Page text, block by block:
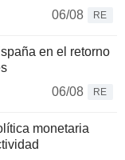
06/08
RE
en el retorno
06/08
RE
monetaria